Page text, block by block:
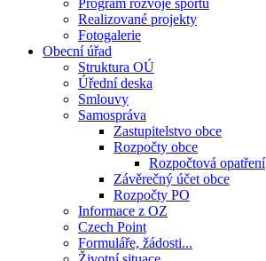
Program rozvoje sportu
Realizované projekty
Fotogalerie
Obecní úřad
Struktura OÚ
Úřední deska
Smlouvy
Samospráva
Zastupitelstvo obce
Rozpočty obce
Rozpočtová opatření
Závěrečný účet obce
Rozpočty PO
Informace z OZ
Czech Point
Formuláře, žádosti...